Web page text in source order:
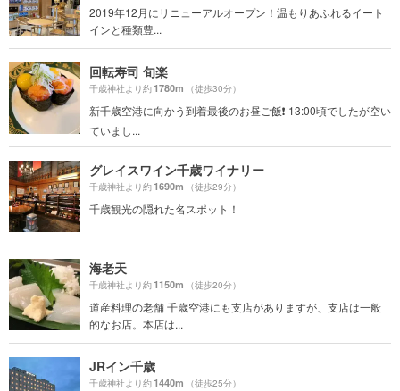
2019年12月にリニューアルオープン！温もりあふれるイート
インと種類豊...
回転寿司 旬楽
千歳神社より約1780m （徒歩30分）
新千歳空港に向かう到着最後のお昼ご飯❗ 13:00頃でしたが空い
ていまし...
グレイスワイン千歳ワイナリー
千歳神社より約1690m （徒歩29分）
千歳観光の隠れた名スポット！
海老天
千歳神社より約1150m （徒歩20分）
道産料理の老舗 千歳空港にも支店がありますが、支店は一般
的なお店。本店は...
JRイン千歳
千歳神社より約1440m （徒歩25分）